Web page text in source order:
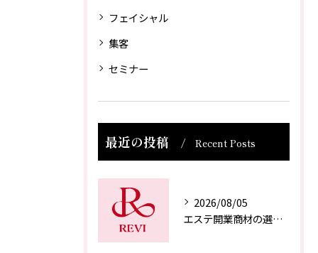
フェイシャル
集客
セミナー
最近の投稿 Recent Posts
2026/08/05
エステ開業商材の選び方